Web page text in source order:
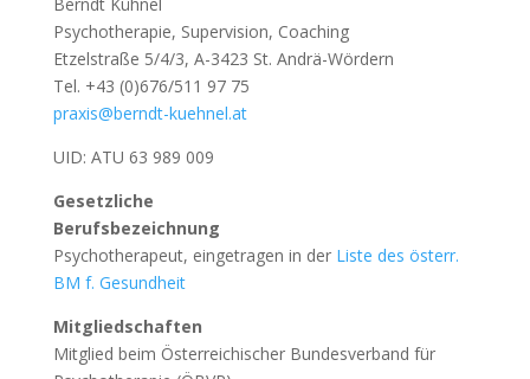
Psychotherapie, Supervision, Coaching
Etzelstraße 5/4/3, A-3423 St. Andrä-Wördern
Tel. +43 (0)676/511 97 75
praxis@berndt-kuehnel.at
UID: ATU 63 989 009
Gesetzliche
Berufsbezeichnung
Psychotherapeut, eingetragen in der Liste des österr.
BM f. Gesundheit
Mitgliedschaften
Mitglied beim Österreichischer Bundesverband für